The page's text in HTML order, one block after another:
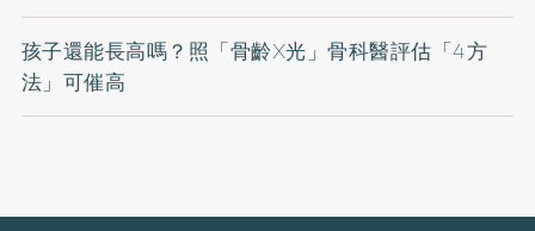
孩子還能長高嗎？照「骨齡X光」骨科醫評估「4方
法」可催高